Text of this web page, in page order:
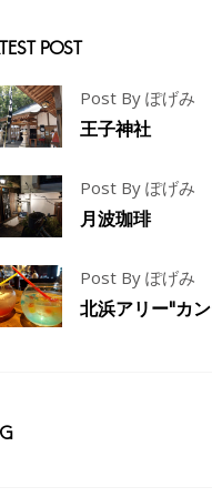
POST
Post By ぽげみ
王子神社
Post By ぽげみ
月波珈琲
Post By ぽげみ
北浜アリー"カ